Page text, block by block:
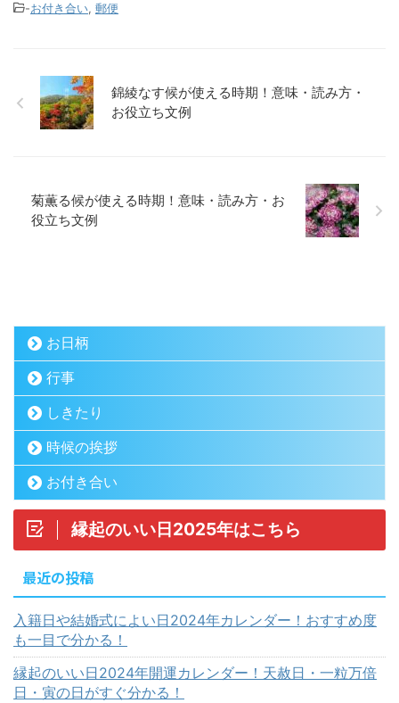
-お付き合い, 郵便
錦綾なす候が使える時期！意味・読み方・
お役立ち文例
菊薫る候が使える時期！意味・読み方・お
役立ち文例
お日柄
行事
しきたり
時候の挨拶
お付き合い
縁起のいい日2025年はこちら
最近の投稿
入籍日や結婚式によい日2024年カレンダー！おすすめ度
も一目で分かる！
縁起のいい日2024年開運カレンダー！天赦日・一粒万倍
日・寅の日がすぐ分かる！